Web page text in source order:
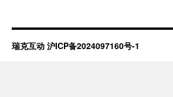
瑞克互动 沪ICP备2024097160号-1